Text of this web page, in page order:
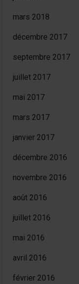
mars 2018
décembre 2017
septembre 2017
juillet 2017
mai 2017
mars 2017
janvier 2017
décembre 2016
novembre 2016
août 2016
juillet 2016
mai 2016
avril 2016
février 2016